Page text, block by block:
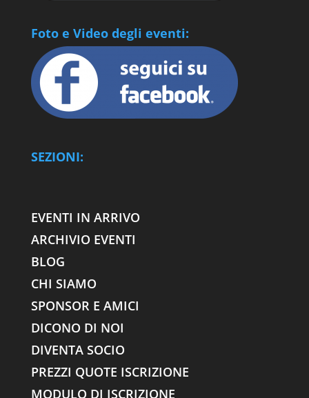
Foto e Video degli eventi:
SEZIONI:
EVENTI IN ARRIVO
ARCHIVIO EVENTI
BLOG
CHI SIAMO
SPONSOR E AMICI
DICONO DI NOI
DIVENTA SOCIO
PREZZI QUOTE ISCRIZIONE
MODULO DI ISCRIZIONE